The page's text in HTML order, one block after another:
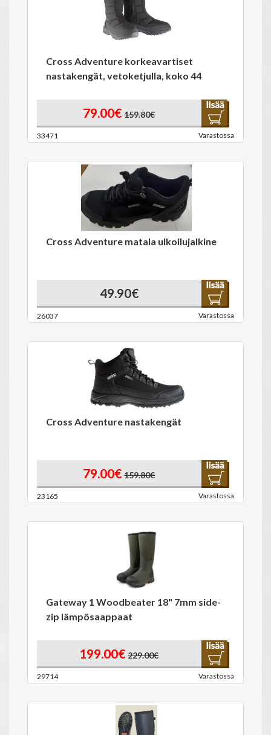
Cross Adventure korkeavartiset
nastakengät, vetoketjulla, koko 44
79.00€ 159.80€
33471 Varastossa
Cross Adventure matala ulkoilujalkine
49.90€
26037 Varastossa
Cross Adventure nastakengät
79.00€ 159.80€
23165 Varastossa
Gateway 1 Woodbeater 18" 7mm side-
zip lämpösaappaat
199.00€ 229.00€
29714 Varastossa